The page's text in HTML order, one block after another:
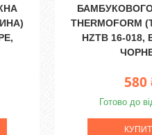
THERMOFORM
HZTB 16-018,
580
Готово до